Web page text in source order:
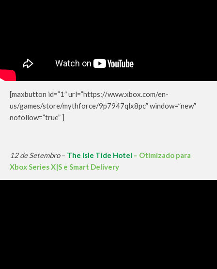
[maxbutton id=”1″ url=”https://www.xbox.com/en-
us/games/store/mythforce/9p7947qlx8pc” window=”new”
nofollow=”true” ]
12 de Setembro– The Isle Tide Hotel – Otimizado para
Xbox Series X|S e Smart Delivery